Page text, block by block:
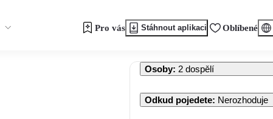
Pro vás Stáhnout aplikaci Oblíbené
Osoby: 2 dospělí
Odkud pojedete: Nerozhoduje